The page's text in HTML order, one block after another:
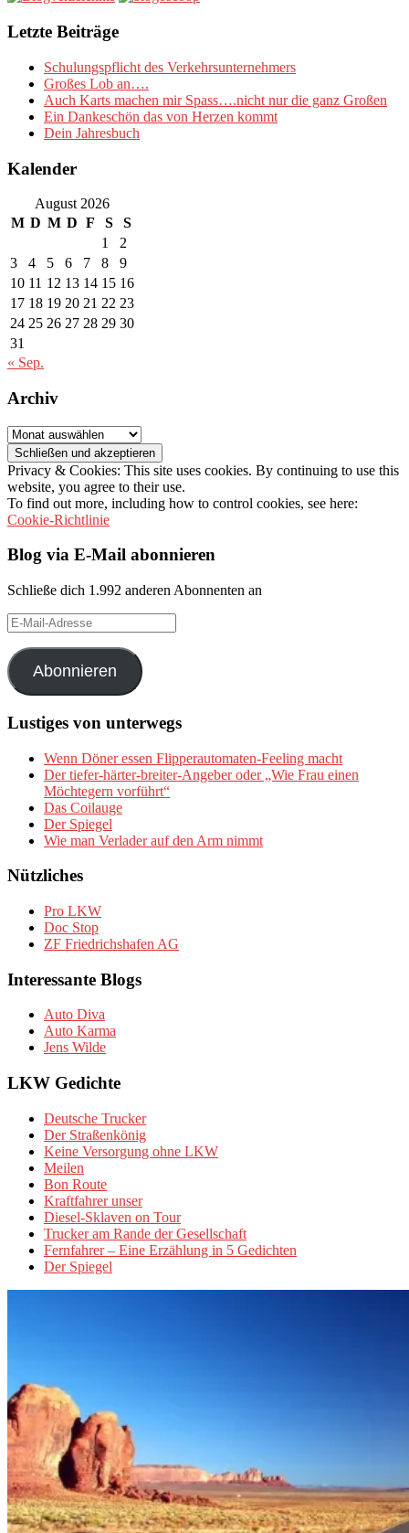
Letzte Beiträge
Schulungspflicht des Verkehrsunternehmers
Großes Lob an….
Auch Karts machen mir Spass….nicht nur die ganz Großen
Ein Dankeschön das von Herzen kommt
Dein Jahresbuch
Kalender
August 2026
M D M D F S
S
1
2
3
4 5 6 7 8
9
10 11 12 13 14 15 16
17 18 19 20 21 22 23
24 25 26 27 28 29 30
31
« Sep.
Archiv
Archiv
Privacy & Cookies: This site uses cookies. By continuing to use this
website, you agree to their use.
To find out more, including how to control cookies, see here:
Cookie-Richtlinie
Blog via E-Mail abonnieren
Schließe dich 1.992 anderen Abonnenten an
E-
Mail-
Adresse
Abonnieren
Lustiges von unterwegs
Wenn Döner essen Flipperautomaten-Feeling macht
Der tiefer-härter-breiter-Angeber oder „Wie Frau einen
Möchtegern vorführt“
Das Coilauge
Der Spiegel
Wie man Verlader auf den Arm nimmt
Nützliches
Pro LKW
Doc Stop
ZF Friedrichshafen AG
Interessante Blogs
Auto Diva
Auto Karma
Jens Wilde
LKW Gedichte
Deutsche Trucker
Der Straßenkönig
Keine Versorgung ohne LKW
Meilen
Bon Route
Kraftfahrer unser
Diesel-Sklaven on Tour
Trucker am Rande der Gesellschaft
Fernfahrer – Eine Erzählung in 5 Gedichten
Der Spiegel